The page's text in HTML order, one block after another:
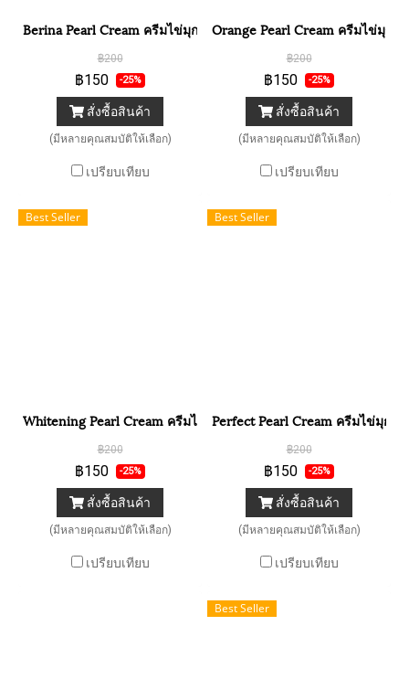
Berina Pearl Cream ครีมไข่มุกเบอร์รีน่าเนื้อแข็ง
฿200
฿150 -25%
สั่งซื้อสินค้า
(มีหลายคุณสมบัติให้เลือก)
เปรียบเทียบ
Orange Pearl Cream ครีมไข่มุกส้ม
฿200
฿150 -25%
สั่งซื้อสินค้า
(มีหลายคุณสมบัติให้เลือก)
เปรียบเทียบ
Best Seller
Whitening Pearl Cream ครีมไข่มุกญี่ปุ่น
฿200
฿150 -25%
สั่งซื้อสินค้า
(มีหลายคุณสมบัติให้เลือก)
เปรียบเทียบ
Best Seller
Perfect Pearl Cream ครีมไข่มุกป
฿200
฿150 -25%
สั่งซื้อสินค้า
(มีหลายคุณสมบัติให้เลือก)
เปรียบเทียบ
Best Seller